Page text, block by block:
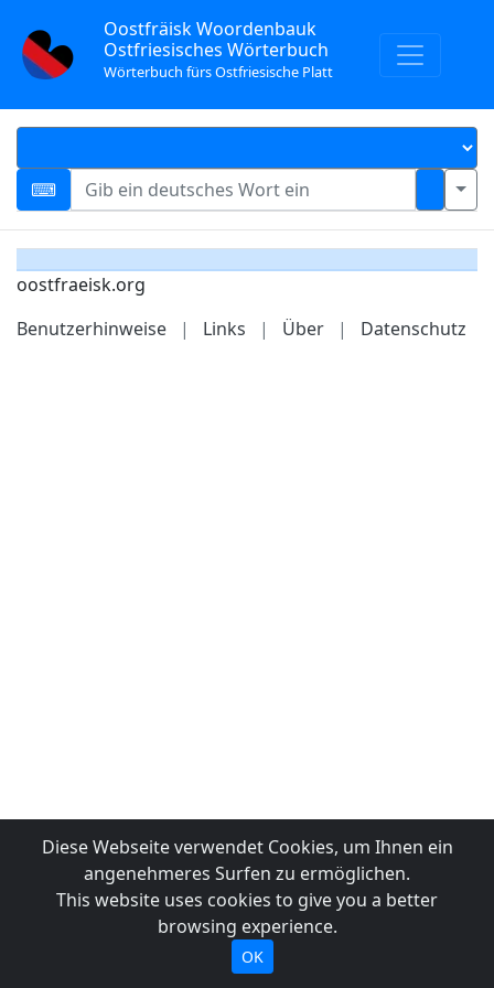
Oostfräisk Woordenbauk
Ostfriesisches Wörterbuch
Wörterbuch fürs Ostfriesische Platt
oostfraeisk.org
Benutzerhinweise
| Links | Über | Datenschutz
Diese Webseite verwendet Cookies, um Ihnen ein
angenehmeres Surfen zu ermöglichen.
This website uses cookies to give you a better
browsing experience.
OK